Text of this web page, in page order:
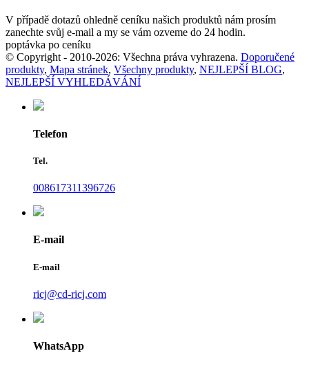
V případě dotazů ohledně ceníku našich produktů nám prosím
zanechte svůj e-mail a my se vám ozveme do 24 hodin.
poptávka po ceníku
© Copyright - 2010-2026: Všechna práva vyhrazena. Doporučené
produkty, Mapa stránek, Všechny produkty, NEJLEPŠÍ BLOG,
NEJLEPŠÍ VYHLEDÁVÁNÍ
Telefon
Tel.
008617311396726
E-mail
E-mail
ricj@cd-ricj.com
WhatsApp